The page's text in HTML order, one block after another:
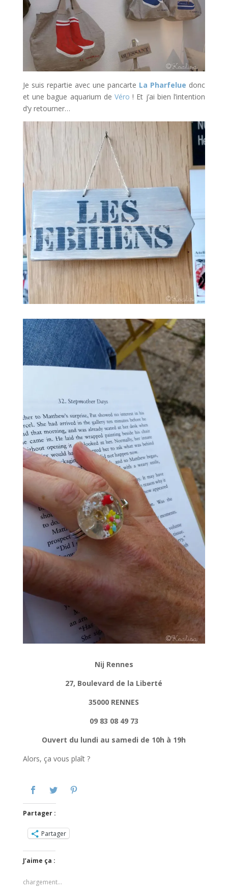
Je suis repartie avec une pancarte La Pharfelue donc
et une bague aquarium de Véro ! Et j’ai bien l’intention
d’y retourner…
Nij Rennes
27, Boulevard de la Liberté
35000 RENNES
09 83 08 49 73
Ouvert du lundi au samedi de 10h à 19h
Alors, ça vous plaît ?
Partager :
Partager
J’aime ça :
chargement…